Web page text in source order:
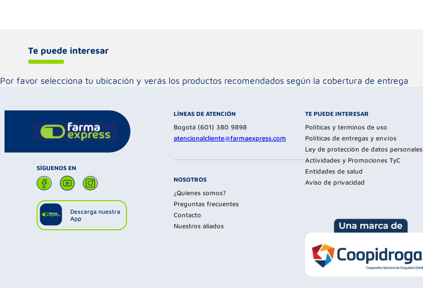
Te puede interesar
Por favor selecciona tu ubicación y verás los productos recomendados según la cobertura de entrega
SÍGUENOS EN
Descarga nuestra
App
LÍNEAS DE ATENCIÓN
Bogotá (601) 380 9898
atencionalcliente@farmaexpress.com
NOSOTROS
¿Quienes somos?
Preguntas frecuentes
Contacto
Nuestros aliados
TE PUEDE INTERESAR
Políticas y términos de uso
Políticas de entregas y envíos
Ley de protección de datos personales
Actividades y Promociones TyC
Entidades de salud
Aviso de privacidad